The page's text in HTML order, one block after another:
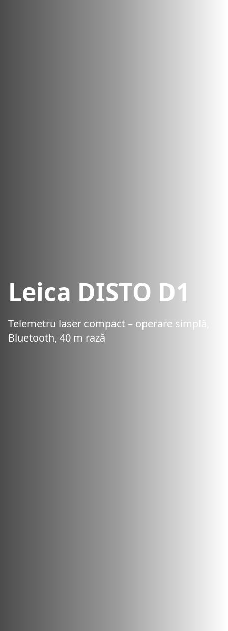
Leica DISTO D1
Telemetru laser compact – operare simplă,
Bluetooth, 40 m rază